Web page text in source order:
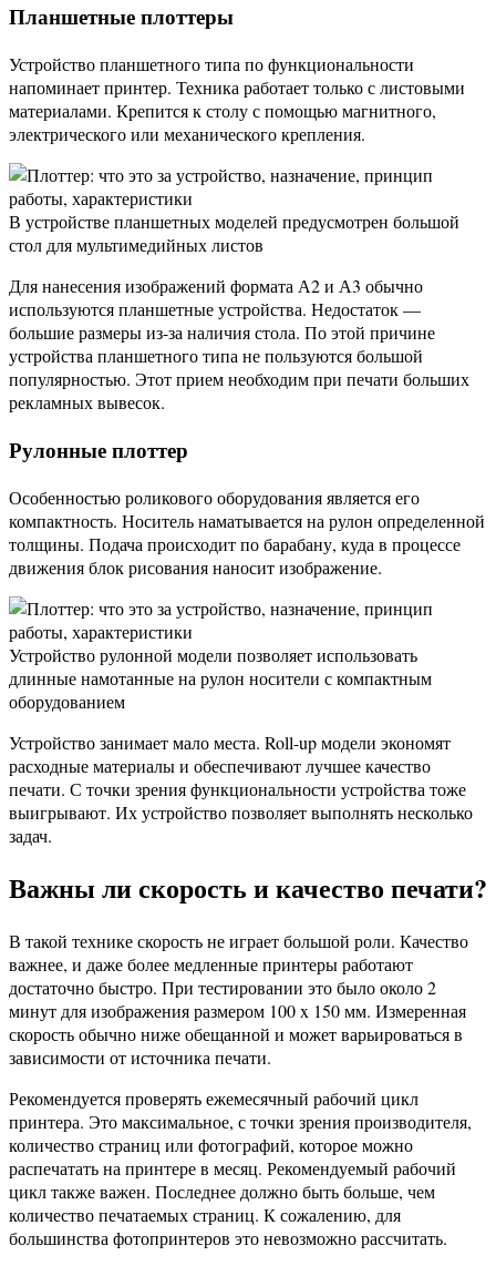
Планшетные плоттеры
Устройство планшетного типа по функциональности
напоминает принтер. Техника работает только с листовыми
материалами. Крепится к столу с помощью магнитного,
электрического или механического крепления.
В устройстве планшетных моделей предусмотрен большой
стол для мультимедийных листов
Для нанесения изображений формата А2 и А3 обычно
используются планшетные устройства. Недостаток —
большие размеры из-за наличия стола. По этой причине
устройства планшетного типа не пользуются большой
популярностью. Этот прием необходим при печати больших
рекламных вывесок.
Рулонные плоттер
Особенностью роликового оборудования является его
компактность. Носитель наматывается на рулон определенной
толщины. Подача происходит по барабану, куда в процессе
движения блок рисования наносит изображение.
Устройство рулонной модели позволяет использовать
длинные намотанные на рулон носители с компактным
оборудованием
Устройство занимает мало места. Roll-up модели экономят
расходные материалы и обеспечивают лучшее качество
печати. С точки зрения функциональности устройства тоже
выигрывают. Их устройство позволяет выполнять несколько
задач.
Важны ли скорость и качество печати?
В такой технике скорость не играет большой роли. Качество
важнее, и даже более медленные принтеры работают
достаточно быстро. При тестировании это было около 2
минут для изображения размером 100 x 150 мм. Измеренная
скорость обычно ниже обещанной и может варьироваться в
зависимости от источника печати.
Рекомендуется проверять ежемесячный рабочий цикл
принтера. Это максимальное, с точки зрения производителя,
количество страниц или фотографий, которое можно
распечатать на принтере в месяц. Рекомендуемый рабочий
цикл также важен. Последнее должно быть больше, чем
количество печатаемых страниц. К сожалению, для
большинства фотопринтеров это невозможно рассчитать.